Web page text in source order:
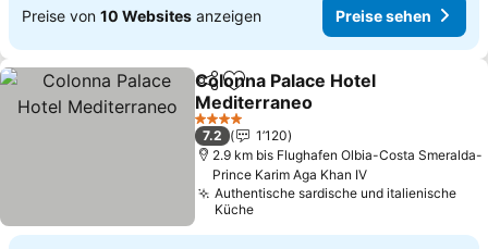
Preise von 10 Websites anzeigen Preise sehen
TeilenZu Favoriten hinzufügen
Colonna Palace Hotel
Mediterraneo
4 Sterne
7.2
1’120
2.9 km bis Flughafen Olbia-Costa Smeralda-
Prince Karim Aga Khan IV
Authentische sardische und italienische
Küche